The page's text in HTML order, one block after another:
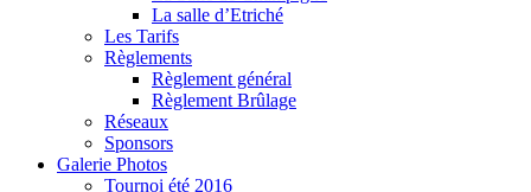
La salle d’Etriché
Les Tarifs
Règlements
Règlement général
Règlement Brûlage
Réseaux
Sponsors
Galerie Photos
Tournoi été 2016